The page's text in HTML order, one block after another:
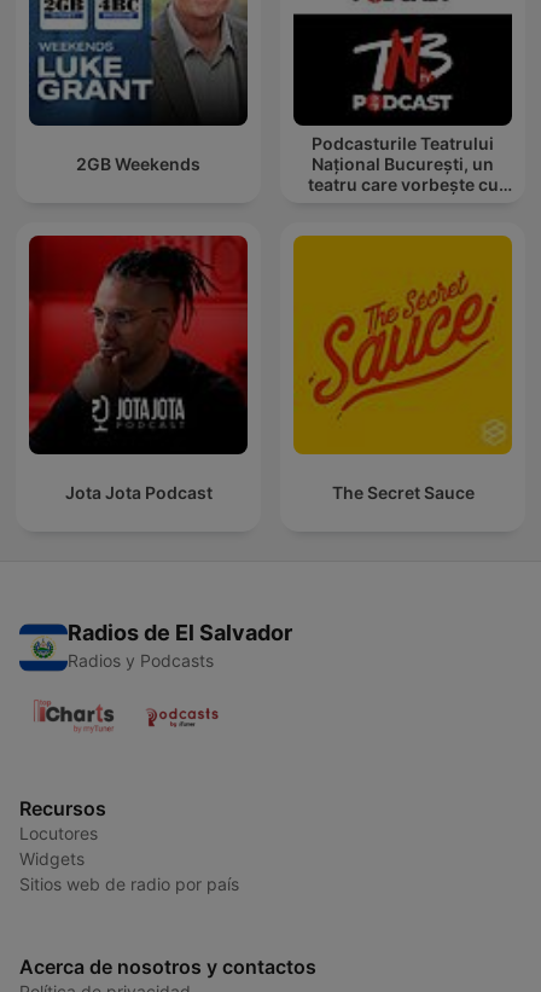
2GB Weekends
Podcasturile Teatrului
Național București, un
teatru care vorbește cu
Jota Jota Podcast The Secret Sauce
Radios de El Salvador
Radios y Podcasts
Recursos
Locutores
Widgets
Sitios web de radio por país
Acerca de nosotros y contactos